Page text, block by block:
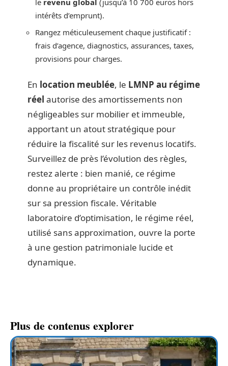
intérêts d’emprunt).
Rangez méticuleusement chaque justificatif :
frais d’agence, diagnostics, assurances, taxes,
provisions pour charges.
En location meublée, le LMNP au régime
réel autorise des amortissements non
négligeables sur mobilier et immeuble,
apportant un atout stratégique pour
réduire la fiscalité sur les revenus locatifs.
Surveillez de près l’évolution des règles,
restez alerte : bien manié, ce régime
donne au propriétaire un contrôle inédit
sur sa pression fiscale. Véritable
laboratoire d’optimisation, le régime réel,
utilisé sans approximation, ouvre la porte
à une gestion patrimoniale lucide et
dynamique.
Plus de contenus explorer